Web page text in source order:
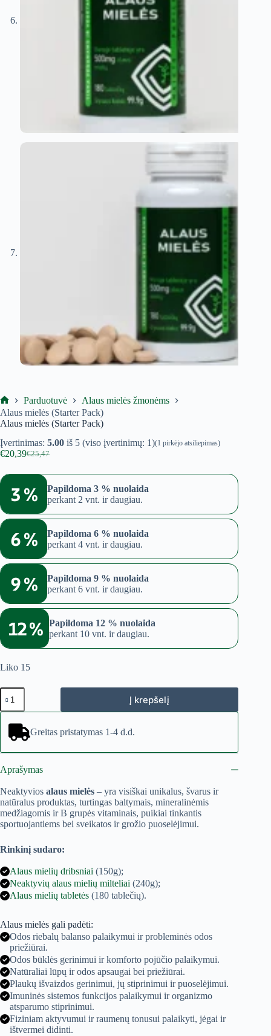
Ekoproduktas
Parduotuvė
Alaus mielės žmonėms
Alaus mielės (Starter Pack)
Alaus mielės (Starter Pack)
Įvertinimas: 5.00 iš 5 (viso įvertinimų: 1)(1 pirkėjo atsiliepimas)
€25,47
Original
€25,47.
€20,39Current
€20,39.
3 %
Papildoma 3 % nuolaida
perkant 2 vnt. ir daugiau.
6 %
Papildoma 6 % nuolaida
perkant 4 vnt. ir daugiau.
9 %
Papildoma 9 % nuolaida
perkant 6 vnt. ir daugiau.
12 %
Papildoma 12 % nuolaida
perkant 10 vnt. ir daugiau.
Liko 15
produkto
kiekis:
Alaus
mielės
(Starter
Pack)
Į krepšelį
Greitas pristatymas 1-4 d.d.
Aprašymas
Neaktyvios alaus mielės – yra visiškai unikalus, švarus ir
natūralus produktas, turtingas baltymais, mineralinėmis
medžiagomis ir B grupės vitaminais, puikiai tinkantis
sportuojantiems bei sveikatos ir grožio puoselėjimui.
Rinkinį sudaro:
Alaus mielių dribsniai (150g);
Neaktyvių alaus mielių milteliai (240g);
Alaus mielių tabletės (180 tablečių).
Alaus mielės gali padėti:
Odos riebalų balanso palaikymui ir probleminės odos
priežiūrai.
Odos būklės gerinimui ir komforto pojūčio palaikymui.
Natūraliai lūpų ir odos apsaugai bei priežiūrai.
Plaukų išvaizdos gerinimui, jų stiprinimui ir puoselėjimui.
Imuninės sistemos funkcijos palaikymui ir organizmo
atsparumo stiprinimui.
Fiziniam aktyvumui ir raumenų tonusui palaikyti, jėgai ir
ištvermei didinti.